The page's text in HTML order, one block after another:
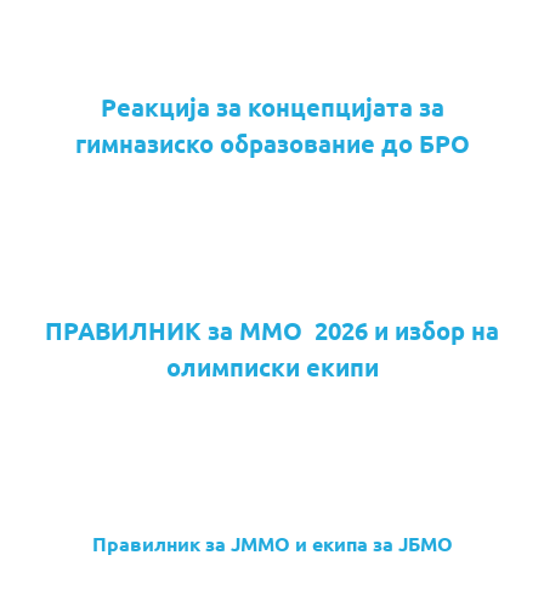
Реакција за концепцијата за
гимназиско образование до БРО
ПРАВИЛНИК за ММО 2026 и избор на
олимписки екипи
Правилник за ЈММО и екипа за ЈБМО